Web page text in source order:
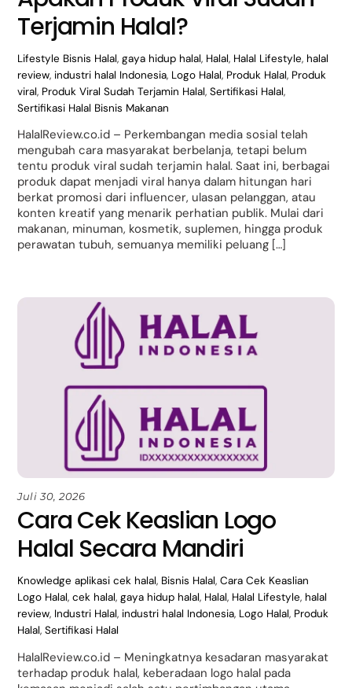
Terjamin Halal?
Lifestyle Bisnis Halal,gaya hidup halal, Halal, Halal Lifestyle, halal
review, industri halal Indonesia, Logo Halal, Produk Halal, Produk
viral, Produk Viral Sudah Terjamin Halal,Sertifikasi Halal,
Sertifikasi Halal Bisnis Makanan
HalalReview.co.id – Perkembangan media sosial telah
mengubah cara masyarakat berbelanja, tetapi belum
tentu produk viral sudah terjamin halal. Saat ini, berbagai
produk dapat menjadi viral hanya dalam hitungan hari
berkat promosi dari influencer, ulasan pelanggan, atau
konten kreatif yang menarik perhatian publik. Mulai dari
makanan, minuman, kosmetik, suplemen, hingga produk
perawatan tubuh, semuanya memiliki peluang […]
Juli 30, 2026
Cara Cek Keaslian Logo
Halal Secara Mandiri
Knowledge aplikasi cek halal, Bisnis Halal,Cara Cek Keaslian
Logo Halal,cek halal,gaya hidup halal, Halal, Halal Lifestyle, halal
review, Industri Halal, industri halal Indonesia, Logo Halal, Produk
Halal,Sertifikasi Halal
HalalReview.co.id – Meningkatnya kesadaran masyarakat
terhadap produk halal, keberadaan logo halal pada